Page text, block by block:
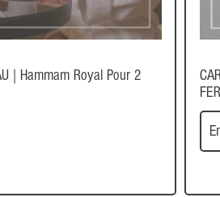
| Hammam Royal Pour 2